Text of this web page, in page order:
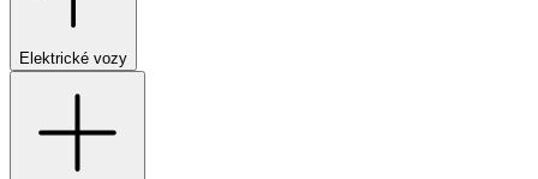
Elektrické vozy